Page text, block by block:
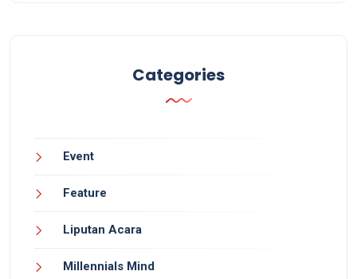
Categories
Event
Feature
Liputan Acara
Millennials Mind